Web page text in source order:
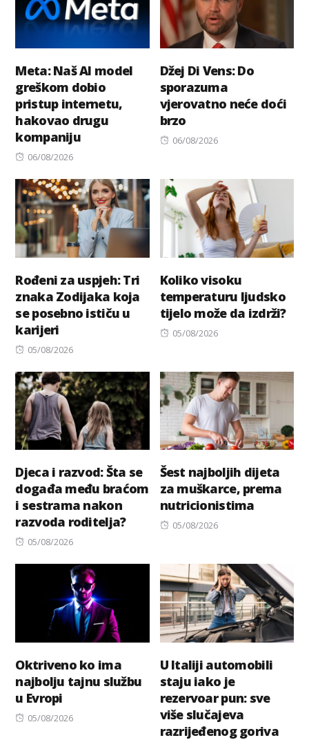
Meta: Naš AI model
greškom dobio
pristup internetu,
hakovao drugu
kompaniju
Posted
06/08/2026
Džej Di Vens: Do
sporazuma
vjerovatno neće doći
brzo
Posted
06/08/2026
Rođeni za uspjeh: Tri
znaka Zodijaka koja
se posebno ističu u
karijeri
Posted
05/08/2026
Koliko visoku
temperaturu ljudsko
tijelo može da izdrži?
Posted
05/08/2026
Djeca i razvod: Šta se
događa među braćom
i sestrama nakon
razvoda roditelja?
Posted
05/08/2026
Šest najboljih dijeta
za muškarce, prema
nutricionistima
Posted
05/08/2026
Oktriveno ko ima
najbolju tajnu službu
u Evropi
Posted
05/08/2026
U Italiji automobili
staju iako je
rezervoar pun: sve
više slučajeva
razrijeđenog goriva